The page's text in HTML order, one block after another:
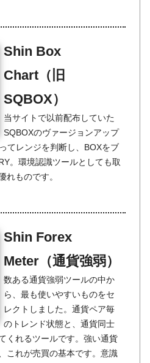
Shin Box
Chart（旧
SQBOX）
当サイトで以前配布していた
SQBOXのヴァージョンアップ
てレンジを判断し、BOXをブ
。環境認識ツールとしても取
れものです。
Shin Forex
Meter（通貨強弱）
数ある通貨強弱ツールの中か
ら、最も使いやすいものをセ
レクトしました。通貨ペア毎
のトレンド状態と、通貨同士
くれるツールです。強い通貨
これが売買の基本です。意識